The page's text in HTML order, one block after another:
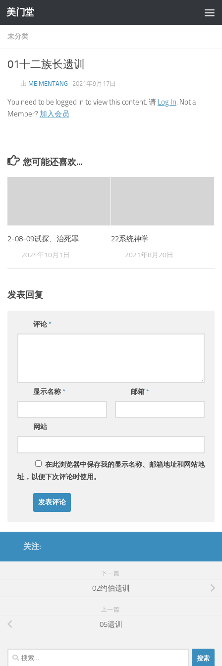
跳至内容
美门堂
未分类
01十二族长遗训
由 MEIMENTANG · 2021年9月17日
You need to be logged in to view this content. 请 Log In. Not a
Member? 加入会员
您可能还喜欢...
2-08-09试探、治死罪
2024年10月1日
22系统神学
2021年8月20日
发表回复
评论*
显示名称* 邮箱*
网站
在此浏览器中保存我的显示名称、邮箱地址和网站地
址，以便下次评论时使用。
关注:
下一篇
02约伯遗训
上一篇
05遗训
搜